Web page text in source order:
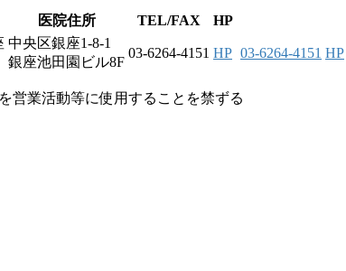
医院住所 TEL/FAX
HP
中央区銀座1-8-1
銀座池田園ビル8F
03-6264-4151 HP 03-6264-4151 HP
営業活動等に使用することを禁ずる